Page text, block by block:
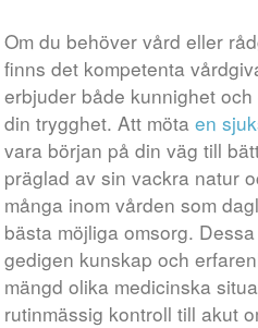
Om du behöver vård eller
finns det kompetenta
erbjuder både kunnighet
din trygghet. Att mötaen
vara början på din väg till
präglad av sin vackra natur
många inom vården som
bästa möjliga omsorg.
gedigen kunskap och
mängd olika medicinska
rutinmässig kontroll till akut